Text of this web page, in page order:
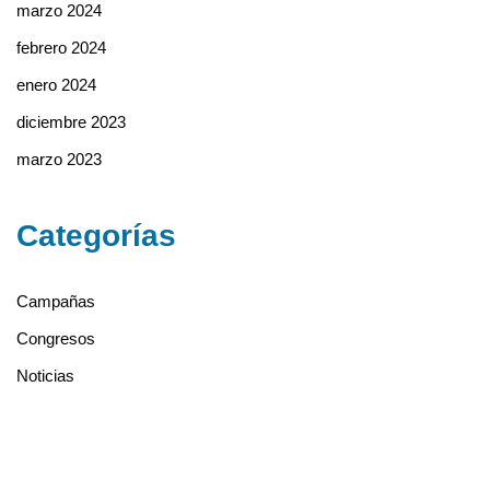
marzo 2024
febrero 2024
enero 2024
diciembre 2023
marzo 2023
Categorías
Campañas
Congresos
Noticias